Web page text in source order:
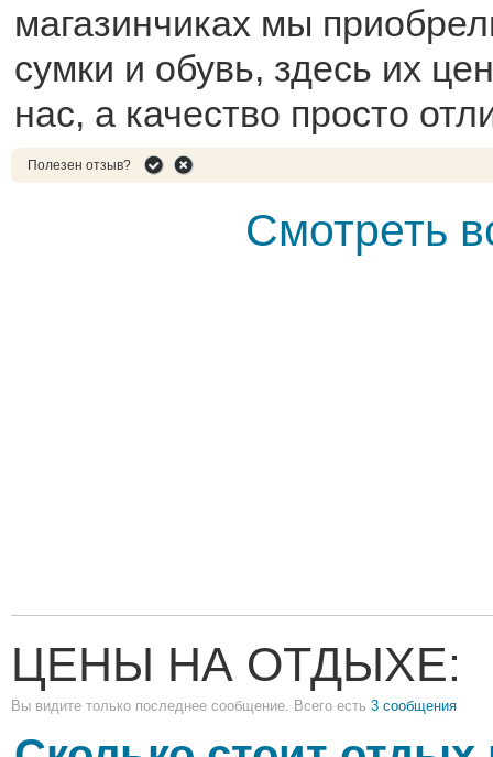
магазинчиках мы
сумки и обувь, здесь их
нас, а качество просто
Полезен отзыв?
Смотреть
ЦЕНЫ НА ОТДЫХЕ:
Вы видите только последнее сообщение. Всего есть 3 сообщения